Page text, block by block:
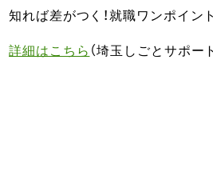
知れば差がつく！就職ワンポイン
詳細はこちら （埼玉しごとサポー